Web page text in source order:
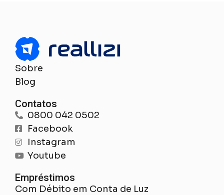
Sobre
Blog
Contatos
0800 042 0502
Facebook
Instagram
Youtube
Empréstimos
Com Débito em Conta de Luz